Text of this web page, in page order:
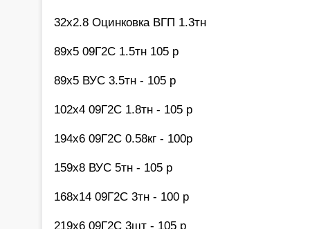
32х2.8 Оцинковка ВГП 1.3тн
89х5 09Г2С 1.5тн 105 р
89х5 ВУС 3.5тн - 105 р
102х4 09Г2С 1.8тн - 105 р
194х6 09Г2С 0.58кг - 100р
159х8 ВУС 5тн - 105 р
168х14 09Г2С 3тн - 100 р
219х6 09Г2С 3шт - 105 р